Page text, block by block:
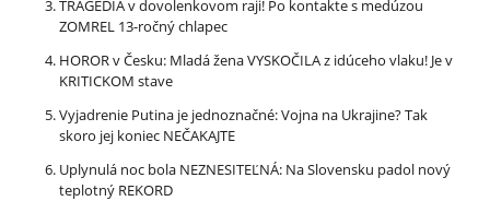
TRAGÉDIA v dovolenkovom raji! Po kontakte s medúzou
ZOMREL 13-ročný chlapec
HOROR v Česku: Mladá žena VYSKOČILA z idúceho vlaku! Je v
KRITICKOM stave
Vyjadrenie Putina je jednoznačné: Vojna na Ukrajine? Tak
skoro jej koniec NEČAKAJTE
Uplynulá noc bola NEZNESITEĽNÁ: Na Slovensku padol nový
teplotný REKORD